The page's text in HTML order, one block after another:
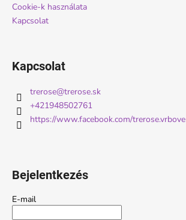
Cookie-k használata
Kapcsolat
Kapcsolat
trerose@trerose.sk
+421948502761
https://www.facebook.com/trerose.vrbove
Bejelentkezés
E-mail